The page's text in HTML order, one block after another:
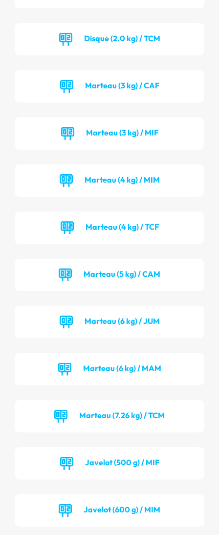
Disque (2.0 kg) / TCM
Marteau (3 kg) / CAF
Marteau (3 kg) / MIF
Marteau (4 kg) / MIM
Marteau (4 kg) / TCF
Marteau (5 kg) / CAM
Marteau (6 kg) / JUM
Marteau (6 kg) / MAM
Marteau (7.26 kg) / TCM
Javelot (500 g) / MIF
Javelot (600 g) / MIM